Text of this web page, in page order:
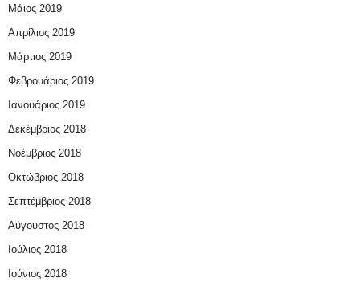
Μάιος 2019
Απρίλιος 2019
Μάρτιος 2019
Φεβρουάριος 2019
Ιανουάριος 2019
Δεκέμβριος 2018
Νοέμβριος 2018
Οκτώβριος 2018
Σεπτέμβριος 2018
Αύγουστος 2018
Ιούλιος 2018
Ιούνιος 2018